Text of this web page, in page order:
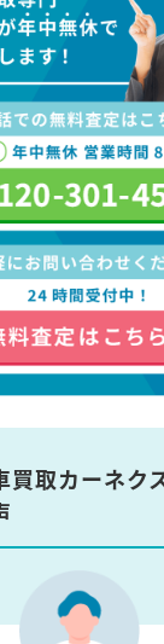
買取カーネク